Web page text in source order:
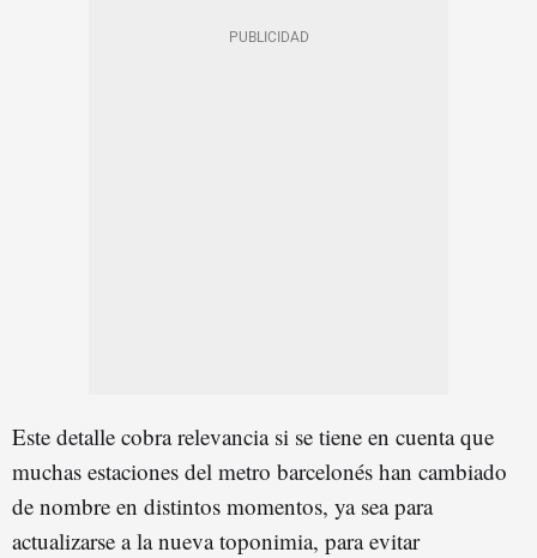
Este detalle cobra relevancia si se tiene en cuenta que
muchas estaciones del metro barcelonés han cambiado
de nombre en distintos momentos, ya sea para
actualizarse a la nueva toponimia, para evitar